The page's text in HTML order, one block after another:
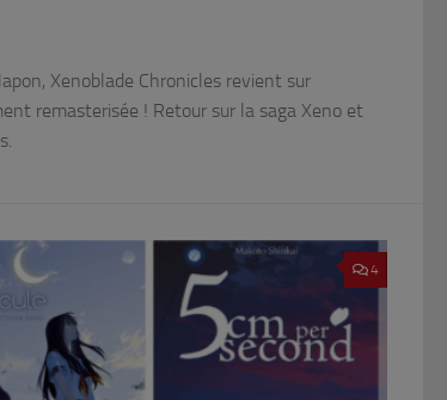
Xenoblade Chronicles revient sur
remasterisée ! Retour sur la saga Xeno et
4